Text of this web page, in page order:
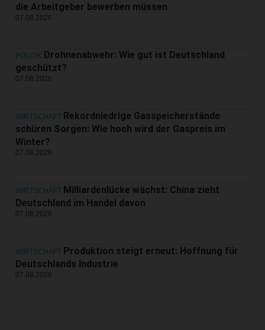
die Arbeitgeber bewerben müssen
07.08.2026
POLITIK Drohnenabwehr: Wie gut ist Deutschland
geschützt?
07.08.2026
WIRTSCHAFT Rekordniedrige Gasspeicherstände
schüren Sorgen: Wie hoch wird der Gaspreis im
Winter?
07.08.2026
WIRTSCHAFT Milliardenlücke wächst: China zieht
Deutschland im Handel davon
07.08.2026
WIRTSCHAFT Produktion steigt erneut: Hoffnung für
Deutschlands Industrie
07.08.2026